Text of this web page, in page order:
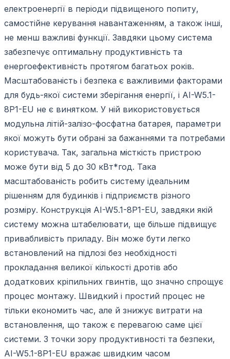
електроенергії в періоди підвищеного попиту,
самостійне керування навантаженням, а також інші,
не менш важливі функції. Завдяки цьому система
забезпечує оптимальну продуктивність та
енергоефективність протягом багатьох років.
Масштабованість і безпека є важливими факторами
для будь-якої системи зберігання енергії, і AI-W5.1-
8P1-EU не є винятком. У ній використовується
модульна літій-залізо-фосфатна батарея, параметри
якої можуть бути обрані за бажаннями та потребами
користувача. Так, загальна місткість пристрою
може бути від 5 до 30 кВт*год. Така
масштабованість робить систему ідеальним
рішенням для будинків і підприємств різного
розміру. Конструкція AI-W5.1-8P1-EU, завдяки якій
систему можна штабелювати, ще більше підвищує
привабливість приладу. Він може бути легко
встановлений на підлозі без необхідності
прокладання великої кількості дротів або
додаткових кріпильних гвинтів, що значно спрощує
процес монтажу. Швидкий і простий процес не
тільки економить час, але й знижує витрати на
встановлення, що також є перевагою саме цієї
системи. З точки зору продуктивності та безпеки,
AI-W5.1-8P1-EU вражає швидким часом